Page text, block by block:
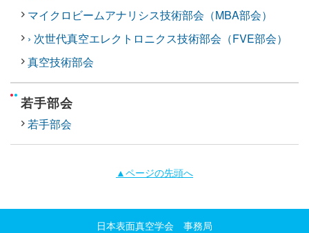
マイクロビームアナリシス技術部会（MBA部会）
› 次世代真空エレクトロニクス技術部会（FVE部会）
真空技術部会
若手部会
若手部会
▲ページの先頭へ
日本表面真空学会 事務局